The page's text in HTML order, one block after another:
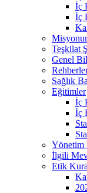
İç
İç
Teşkilat
Genel
Sağlık
Eğitimler
İç
İç
Yönetim
İlgili
Etik